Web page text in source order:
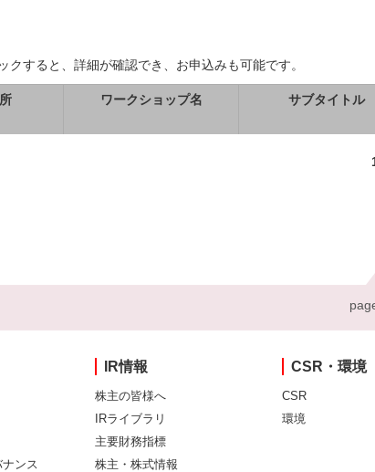
クすると、詳細が確認でき、お申込みも可能です。
ワークショップ名 サブタイトル
ンス
IR情報
株主の皆様へ
IRライブラリ
主要財務指標
株主・株式情報
CSR・環境
CSR
環境